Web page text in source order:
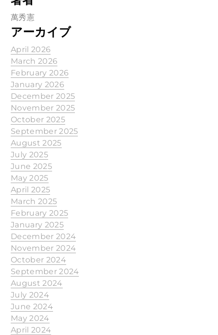
萬秀憲
アーカイブ
April 2026
March 2026
February 2026
January 2026
December 2025
November 2025
October 2025
September 2025
August 2025
July 2025
June 2025
May 2025
April 2025
March 2025
February 2025
January 2025
December 2024
November 2024
October 2024
September 2024
August 2024
July 2024
June 2024
May 2024
April 2024